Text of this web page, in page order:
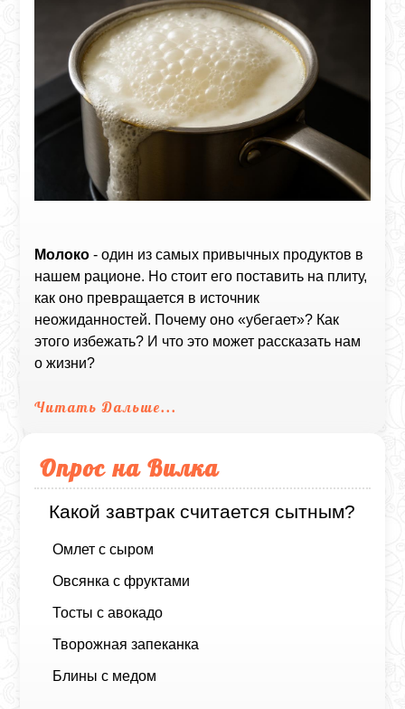
Молоко - один из самых привычных продуктов в
нашем рационе. Но стоит его поставить на плиту,
как оно превращается в источник
неожиданностей. Почему оно «убегает»? Как
этого избежать? И что это может рассказать нам
о жизни?
Читать Дальше...
Опрос на Вилка
Какой завтрак считается сытным?
Омлет с сыром
Овсянка с фруктами
Тосты с авокадо
Творожная запеканка
Блины с медом